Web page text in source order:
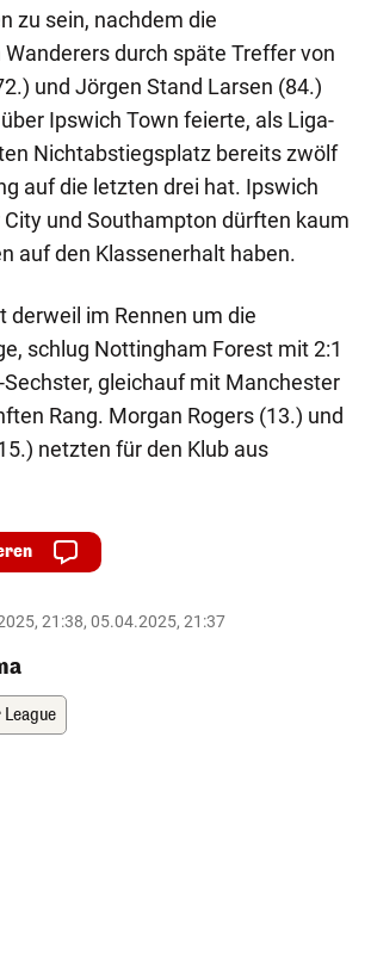
zu sein, nachdem die
durch späte Treffer von
und Jörgen Stand Larsen (84.)
Ipswich Town feierte, als Liga-
Nichtabstiegsplatz bereits zwölf
auf die letzten drei hat. Ipswich
und Southampton dürften kaum
auf den Klassenerhalt haben.
derweil im Rennen um die
schlug Nottingham Forest mit 2:1
Sechster, gleichauf mit Manchester
Rang. Morgan Rogers (13.) und
netzten für den Klub aus
21:38, 05.04.2025, 21:37